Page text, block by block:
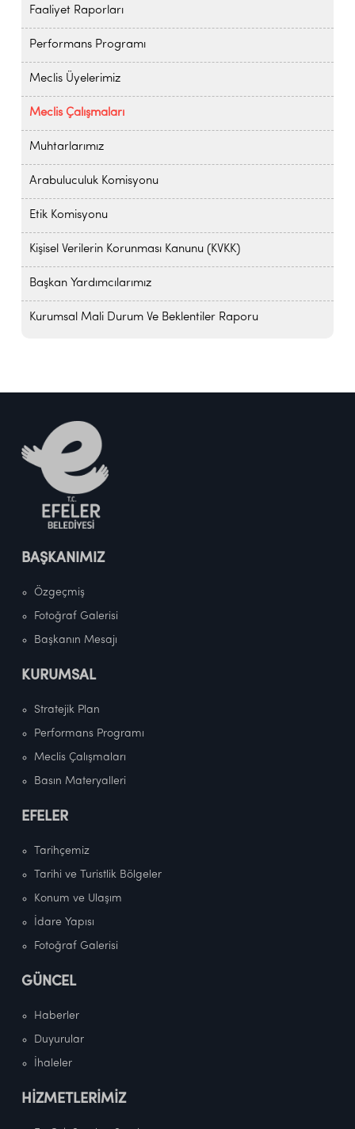
Faaliyet Raporları
Performans Programı
Meclis Üyelerimiz
Meclis Çalışmaları
Muhtarlarımız
Arabuluculuk Komisyonu
Etik Komisyonu
Kişisel Verilerin Korunması Kanunu (KVKK)
Başkan Yardımcılarımız
Kurumsal Mali Durum Ve Beklentiler Raporu
BAŞKANIMIZ
Özgeçmiş
Fotoğraf Galerisi
Başkanın Mesajı
KURUMSAL
Stratejik Plan
Performans Programı
Meclis Çalışmaları
Basın Materyalleri
EFELER
Tarihçemiz
Tarihi ve Turistlik Bölgeler
Konum ve Ulaşım
İdare Yapısı
Fotoğraf Galerisi
GÜNCEL
Haberler
Duyurular
İhaleler
HİZMETLERİMİZ